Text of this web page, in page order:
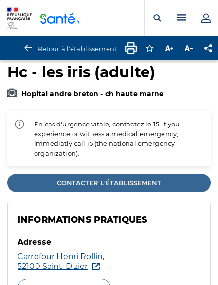
Ouvrir laMenu
Retour à l'établissement Connectez-vous
Augmenter la
Hc - les iris (adulte)
Hopital andre breton - ch haute marne
En cas d'urgence vitale, contactez le 15. If you
experience or witness a medical emergency,
immediatly call 15 (the national emergency
organization).
CONTACTER L'ÉTABLISSEMENT
INFORMATIONS PRATIQUES
Adresse
Carrefour Henri Rollin,
52100 Saint-Dizier